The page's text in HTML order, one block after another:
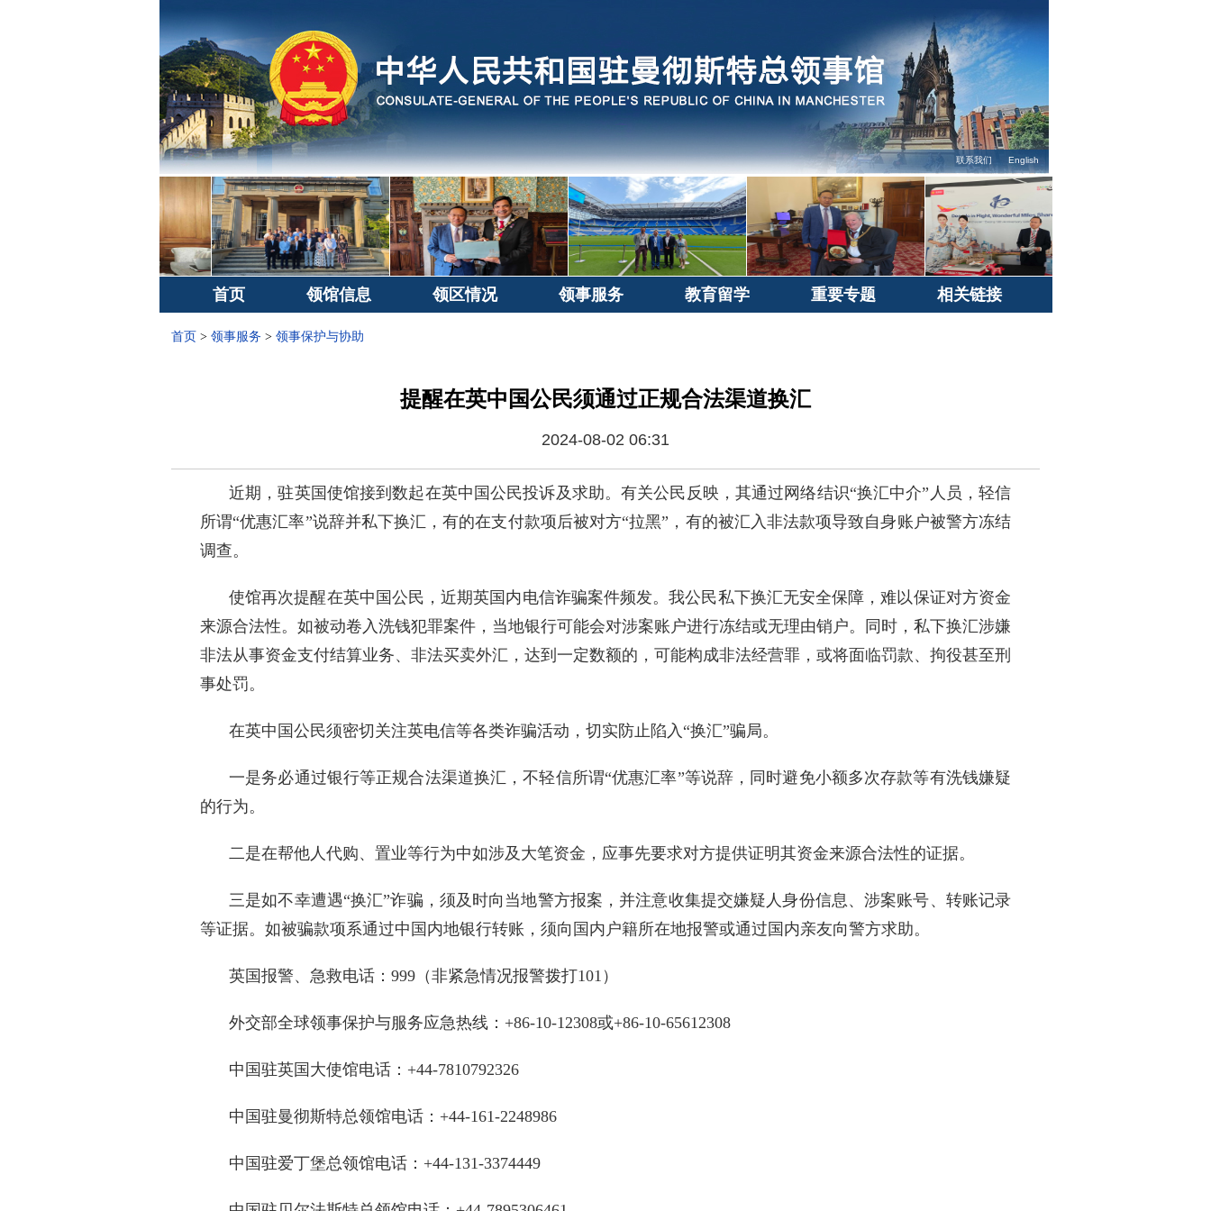
联系我们 English
首页 领馆信息 领区情况 领事服务 教育留学 重要专题 相关链接
首页 > 领事服务 > 领事保护与协助
提醒在英中国公民须通过正规合法渠道换汇
2024-08-02 06:31
近期，驻英国使馆接到数起在英中国公民投诉及求助。有关公民反映，其通过网络结识“换汇中介”人员，轻信
所谓“优惠汇率”说辞并私下换汇，有的在支付款项后被对方“拉黑”，有的被汇入非法款项导致自身账户被警方冻结
调查。
使馆再次提醒在英中国公民，近期英国内电信诈骗案件频发。我公民私下换汇无安全保障，难以保证对方资金
来源合法性。如被动卷入洗钱犯罪案件，当地银行可能会对涉案账户进行冻结或无理由销户。同时，私下换汇涉嫌
非法从事资金支付结算业务、非法买卖外汇，达到一定数额的，可能构成非法经营罪，或将面临罚款、拘役甚至刑
事处罚。
在英中国公民须密切关注英电信等各类诈骗活动，切实防止陷入“换汇”骗局。
一是务必通过银行等正规合法渠道换汇，不轻信所谓“优惠汇率”等说辞，同时避免小额多次存款等有洗钱嫌疑
的行为。
二是在帮他人代购、置业等行为中如涉及大笔资金，应事先要求对方提供证明其资金来源合法性的证据。
三是如不幸遭遇“换汇”诈骗，须及时向当地警方报案，并注意收集提交嫌疑人身份信息、涉案账号、转账记录
等证据。如被骗款项系通过中国内地银行转账，须向国内户籍所在地报警或通过国内亲友向警方求助。
英国报警、急救电话：999（非紧急情况报警拨打101）
外交部全球领事保护与服务应急热线：+86-10-12308或+86-10-65612308
中国驻英国大使馆电话：+44-7810792326
中国驻曼彻斯特总领馆电话：+44-161-2248986
中国驻爱丁堡总领馆电话：+44-131-3374449